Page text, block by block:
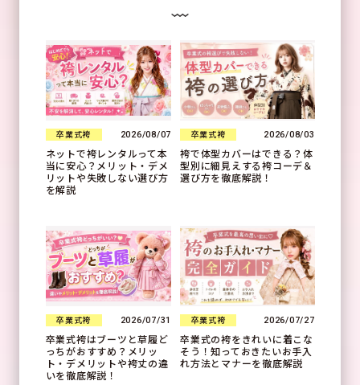
卒業式袴 2026/08/07
ネットで袴レンタルって本
当に安心？メリット・デメ
リットや失敗しない選び方
を解説
卒業式袴 2026/08/03
袴で体型カバーはできる？体
型別に細見えする袴コーデ＆
選び方を徹底解説！
卒業式袴 2026/07/31
卒業式袴はブーツと草履ど
っちがおすすめ？メリッ
ト・デメリットや袴丈の違
いを徹底解説！
卒業式袴 2026/07/27
卒業式の袴をきれいに着こな
そう！知っておきたいお手入
れ方法とマナーを徹底解説